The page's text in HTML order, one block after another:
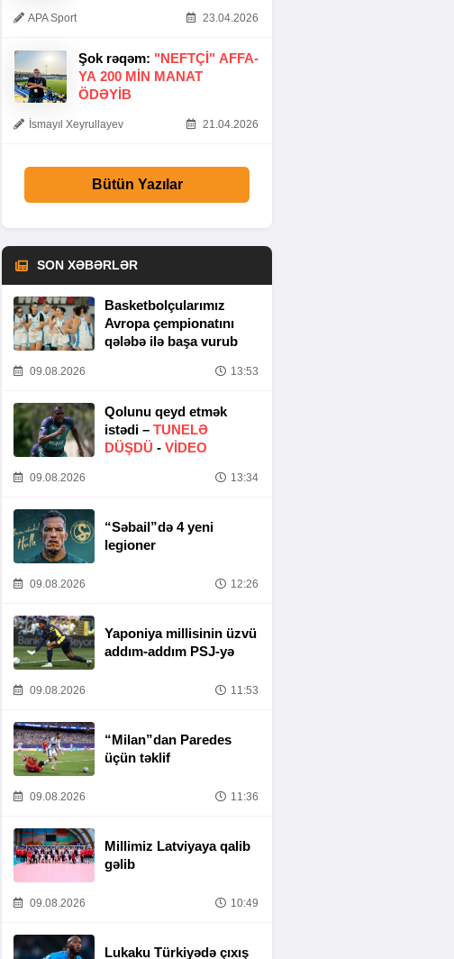
APA Sport 23.04.2026
Şok rəqəm: "NEFTÇI" AFFA-
YA 200 MIN MANAT
ÖDƏYIB
İsmayıl Xeyrullayev 21.04.2026
Bütün Yazılar
SON XƏBƏRLƏR
Basketbolçularımız
Avropa çempionatını
qələbə ilə başa vurub
09.08.2026 13:53
Qolunu qeyd etmək
istədi – TUNELƏ
DÜŞDÜ - VİDEO
09.08.2026 13:34
“Səbail”də 4 yeni
legioner
09.08.2026 12:26
Yaponiya millisinin üzvü
addım-addım PSJ-yə
09.08.2026 11:53
“Milan”dan Paredes
üçün təklif
09.08.2026 11:36
Millimiz Latviyaya qalib
gəlib
09.08.2026 10:49
Lukaku Türkiyədə çıxış